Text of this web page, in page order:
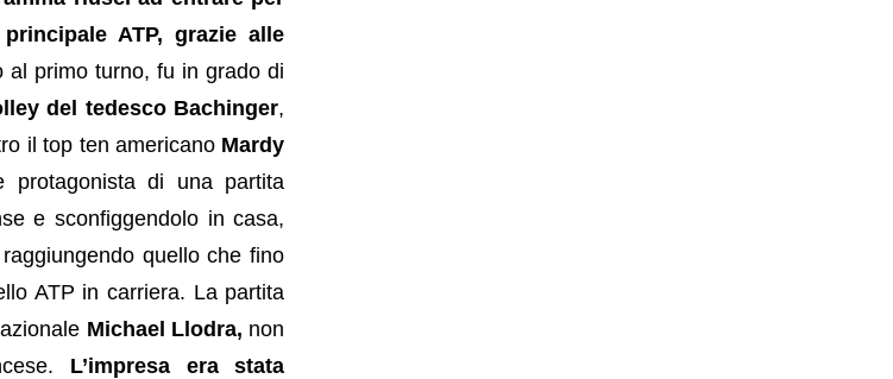
ATP, grazie alle
al primo turno, fu in grado di
del tedesco Bachinger,
il top ten americano Mardy
protagonista di una partita
e sconfiggendolo in casa,
quello che fino
ATP in carriera. La partita
Michael Llodra, non
L’impresa era stata